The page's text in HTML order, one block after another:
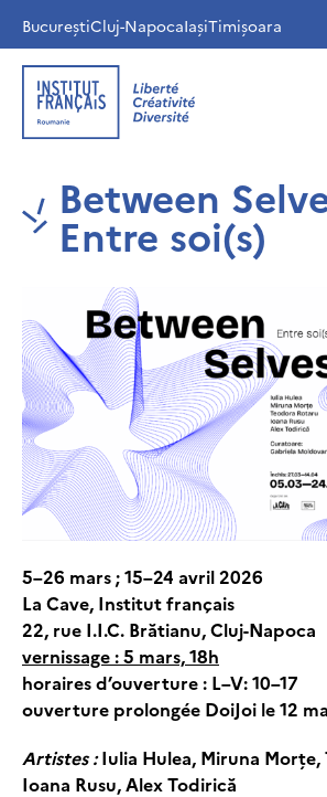
BucureștiCluj-NapocaIașiTimișoara
Between
Entre soi(s)
5–26 mars ; 15–24 avril 2026
La Cave, Institut français
22, rue I.I.C. Brătianu, Cluj-Napoca
vernissage : 5 mars, 18h
horaires d’ouverture : L–V: 10–17
ouverture prolongée DoiJoi le 12
Artistes :Iulia Hulea, Miruna Morțe,
Ioana Rusu, Alex Todirică